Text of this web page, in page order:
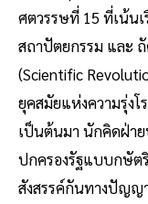
ศตวรรษที่ 15 ที่เน้น
สถาปัตยกรรม และ
(Scientific
ยุคสมัยแห่งความรุ่ง
เป็นต้นมา นักคิดฝ่า
ปกครองรัฐแบบกษัต
สังสรรค์กันทางปัญญ